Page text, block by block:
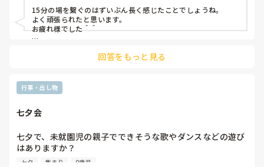
結局15分間程の時間を任されましたが、上手くできませんで
した。しーんとしてしまう時間も少しできてしまっていまし
15分の場を繋ぐのはずいぶん長く感じたことでしょうね。
よく頑張られたと思います。
お疲れ様でした＾＾
ャンケン（季節は気にせず）は場を繋ぐのに良いと思います♡
また、八百屋さんゲームも最適です。
ルール説明を含めると15分は余裕です＾＾
にも変換できるのでバリエーションも色々あって楽しめるので
楽しすぎて笑い転げる男児多数です。
是非取り入れてみてください＾＾
回答をもっと見る
行事・出し物
七夕会
七夕で、未就園児の親子でできそうな歌やダンスなどの遊び
はありますか？
集まりの時にしたいと思っています。
七夕 集まり 0歳児